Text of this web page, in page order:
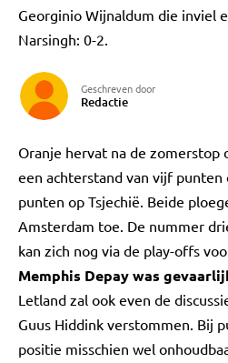
Georginio Wijnaldum die inviel
Narsingh: 0-2.
Geschreven door
Redactie
Oranje hervat na de zomerstop
een achterstand van vijf punten
punten op Tsjechië. Beide
Amsterdam toe. De nummer
kan zich nog via de play-offs
Memphis Depay was
Letland zal ook even de
Guus Hiddink verstommen. Bij
positie misschien wel